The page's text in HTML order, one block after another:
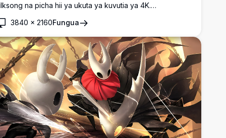
na picha hii ya ukuta ya kuvutia ya 4K.
mandharinyuma yenye moto na inayong'aa, picha hii ya
zaidi inakamata kiini cha mchezo wa kusisimua na siri.
3840 × 2160Fungua